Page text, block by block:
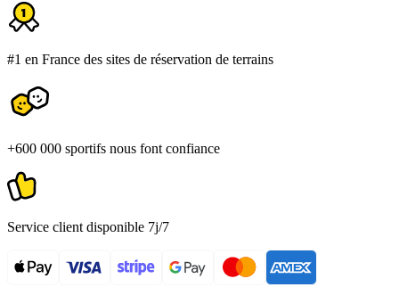
#1 en France des sites de réservation de terrains
+600 000 sportifs nous font confiance
Service client disponible 7j/7